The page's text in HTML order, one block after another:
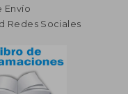
Envío
Redes Sociales